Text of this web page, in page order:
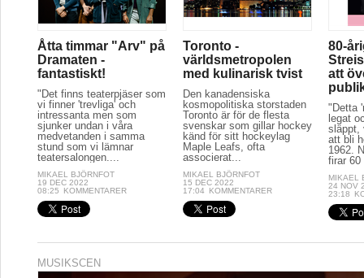
Åtta timmar "Arv" på
Dramaten -
fantastiskt!
"Det finns teaterpjäser som
vi finner 'trevliga' och
intressanta men som
sjunker undan i våra
medvetanden i samma
stund som vi lämnar
teatersalongen....
MIKAEL BJÖRNFOT
19 DEC 2022
08:25
KOMMENTARER
Toronto -
världsmetropolen
med kulinarisk tvist
Den kanadensiska
kosmopolitiska storstaden
Toronto är för de flesta
svenskar som gillar hockey
känd för sitt hockeylag
Maple Leafs, ofta
associerat...
MIKAEL BJÖRNFOT
15 DEC 2022
17:04
KOMMENTARER
80-
att
"Detta
legat
släppt,
att bli
1962.
firar 60
MIKAEL
24 NOV
23:18
MUSIKSCEN